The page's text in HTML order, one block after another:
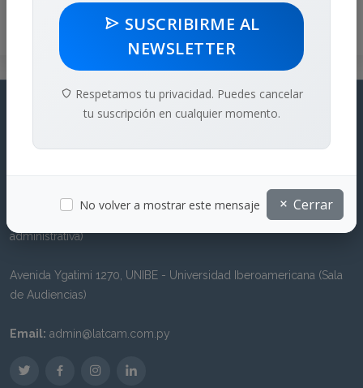
LATCAM
Trading Park, Aviadores del Chaco 3207, Oficina 807 (Oficina
administrativa)
Avenida Ygatimi 1270, UNIBE - Universidad Iberoamericana (Sala
de Audiencias)
Email: admin@latcam.com.py
SUSCRIBIRME AL
NEWSLETTER
Respetamos tu privacidad. Puedes cancelar
tu suscripción en cualquier momento.
No volver a mostrar este mensaje Cerrar